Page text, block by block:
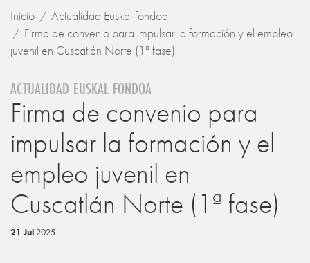
Inicio
Actualidad Euskal fondoa
Firma de convenio para impulsar la formación y el empleo
juvenil en Cuscatlán Norte (1ª fase)
ACTUALIDAD EUSKAL FONDOA
Firma de convenio para
impulsar la formación y el
empleo juvenil en
Cuscatlán Norte (1ª fase)
21 Jul 2025